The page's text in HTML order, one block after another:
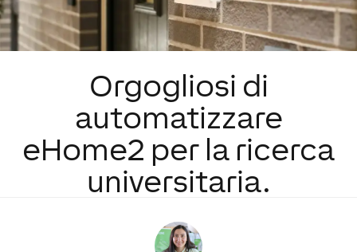
Orgogliosi di
automatizzare
eHome2 per la ricerca
universitaria.